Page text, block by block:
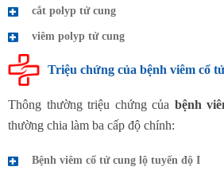
cắt polyp tử cung
viêm polyp tử cung
Triệu chứng của bệnh viêm cổ
Thông thường triệu chứng của bệnh
thường chia làm ba cấp độ chính:
Bệnh viêm cổ tử cung lộ tuyến độ I